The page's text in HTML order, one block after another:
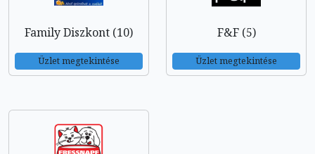
Family Diszkont (10)
Üzlet megtekintése
F&F (5)
Üzlet megtekintése